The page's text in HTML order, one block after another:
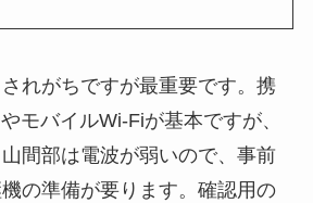
れがちですが最重要です。携
モバイルWi-Fiが基本ですが、
間部は電波が弱いので、事前
の準備が要ります。確認用の